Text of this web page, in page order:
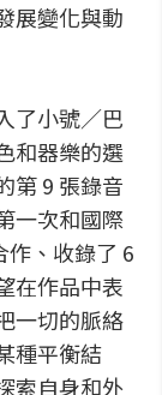
展變化與動
了小號／巴
和器樂的選
第 9 張錄音
一次和國際
、收錄了 6
在作品中表
一切的脈絡
種平衡結
索自身和外